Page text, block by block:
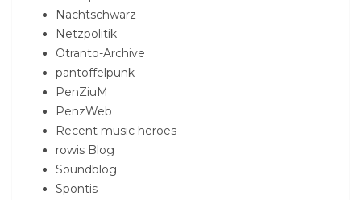
Nachtschwarz
Netzpolitik
Otranto-Archive
pantoffelpunk
PenZiuM
PenzWeb
Recent music heroes
rowis Blog
Soundblog
Spontis